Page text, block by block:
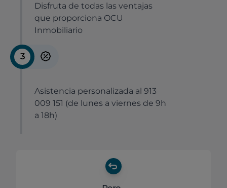
Disfruta de todas las ventajas
que proporciona OCU
Inmobiliario
3
Asistencia personalizada al 913
009 151 (de lunes a viernes de 9h
a 18h)